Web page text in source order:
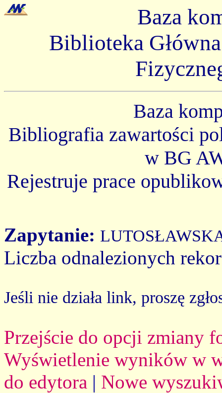
Baza
Biblioteka
Baza
Bibliografia zawartości
w BG
Rejestruje prace
Zapytanie:
Liczba odnalezionych
Jeśli nie działa link, proszę
Przejście do opcji zmiany
Wyświetlenie wyników w
do edytora | Nowe